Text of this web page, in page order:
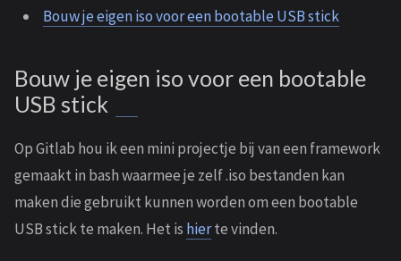
Bouw je eigen iso voor een bootable USB stick
Bouw je eigen iso voor een bootable
USB stick
Op Gitlab hou ik een mini projectje bij van een framework
gemaakt in bash waarmee je zelf .iso bestanden kan
maken die gebruikt kunnen worden om een bootable
USB stick te maken. Het is hierte vinden.